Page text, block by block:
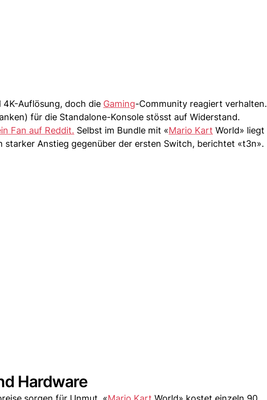
Auflösung, doch die Gaming-Community reagiert verhalten.
für die Standalone-Konsole stösst auf Widerstand.
Fan auf Reddit. Selbst im Bundle mit «Mario Kart World» liegt
starker Anstieg gegenüber der ersten Switch, berichtet «t3n».
Hardware